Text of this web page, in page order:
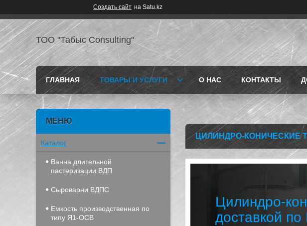
Создать сайт на Satu.kz
ТОО "Табыс Consulting"
ГЛАВНАЯ ТОВАРЫ И УСЛУГИ О НАС КОНТАКТЫ
ЦИЛИНДРО-КОНИЧЕСКИЕ
Цилиндро-
доставкой по
Каталог
Ванна длительной
пастеризации ВДП
Сыроварни ВДПС
Емкость производственная по
типу Я1-ОСВ